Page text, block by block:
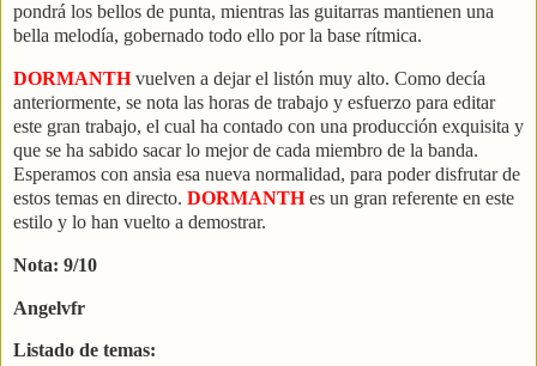
pondrá los bellos de punta, mientras las guitarras mantienen una
bella melodía, gobernado todo ello por la base rítmica.
DORMANTHvuelven a dejar el listón muy alto. Como decía
anteriormente, se nota las horas de trabajo y esfuerzo para editar
este gran trabajo, el cual ha contado con una producción exquisita y
que se ha sabido sacar lo mejor de cada miembro de la banda.
Esperamos con ansia esa nueva normalidad, para poder disfrutar de
estos temas en directo. DORMANTHes un gran referente en este
estilo y lo han vuelto a demostrar.
Nota: 9/10
Angelvfr
Listado de temas: